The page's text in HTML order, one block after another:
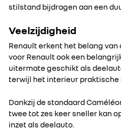
stilstand bijdragen aan een
Veelzijdigheid
Renault erkent het belang van
voor Renault ook een
uitermate geschikt als
terwijl het interieur praktische
Dankzij de standaard
twee tot zes keer sneller kan
inzet als deelauto.